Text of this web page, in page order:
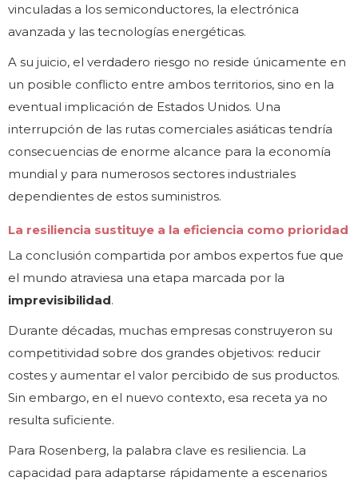
vinculadas a los semiconductores, la electrónica
avanzada y las tecnologías energéticas.
A su juicio, el verdadero riesgo no reside únicamente en
un posible conflicto entre ambos territorios, sino en la
eventual implicación de Estados Unidos. Una
interrupción de las rutas comerciales asiáticas tendría
consecuencias de enorme alcance para la economía
mundial y para numerosos sectores industriales
dependientes de estos suministros.
La resiliencia sustituye a la eficiencia como prioridad
La conclusión compartida por ambos expertos fue que
el mundo atraviesa una etapa marcada por la
imprevisibilidad.
Durante décadas, muchas empresas construyeron su
competitividad sobre dos grandes objetivos: reducir
costes y aumentar el valor percibido de sus productos.
Sin embargo, en el nuevo contexto, esa receta ya no
resulta suficiente.
Para Rosenberg, la palabra clave es resiliencia. La
capacidad para adaptarse rápidamente a escenarios